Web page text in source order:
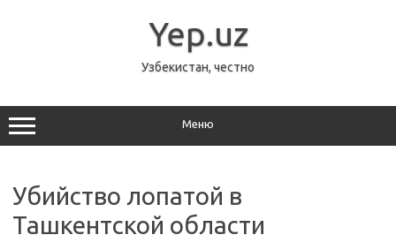
Yep.uz
Узбекистан, честно
Меню
Убийство лопатой в
Ташкентской области